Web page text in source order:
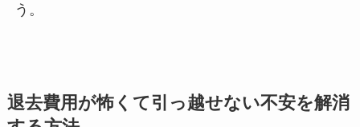
う。
退去費用が怖くて引っ越せない不安を解消